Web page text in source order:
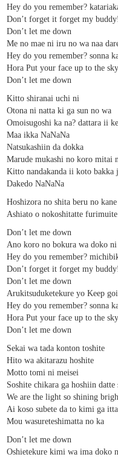
Hey do you remember?
Don’t forget it forget my buddy!
Don’t let me down
Me no mae ni iru no wa naa
Hey do you remember? sonna
Hora Put your face up to the sky
Don’t let me down
Kitto shiranai uchi ni
Otona ni natta ki ga sun no wa
Omoisugoshi ka na? dattara ii
Maa ikka NaNaNa
Natsukashiin da dokka
Marude mukashi no koro mitai
Kitto nandakanda ii koto bakka
Dakedo NaNaNa
Hoshizora no shita beru no
Ashiato o nokoshitatte
Don’t let me down
Ano koro no bokura wa doko ni
Hey do you remember?
Don’t forget it forget my buddy!
Don’t let me down
Arukitsuduketekure yo Keep
Hey do you remember? sonna
Hora Put your face up to the sky
Don’t let me down
Sekai wa tada konton toshite
Hito wa akitarazu hoshite
Motto tomi ni meisei
Soshite chikara ga hoshiin datte
We are the light so shining
Ai koso subete da to kimi ga
Mou wasureteshimatta no ka
Don’t let me down
Oshietekure kimi wa ima doko